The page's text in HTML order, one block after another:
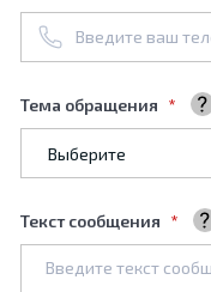
Тема обращения
Текст сообщения